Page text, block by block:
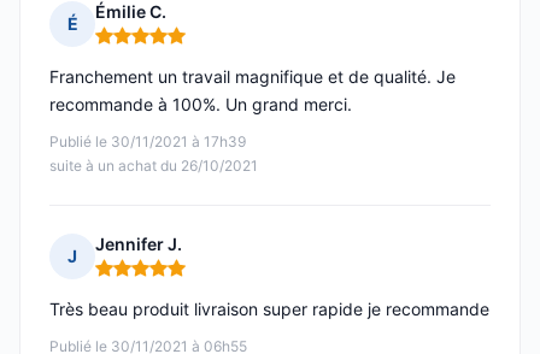
É
Émilie C.
Note : 5 sur 5
Publié le 30/11/2021 à 17h39
suite à un achat du 26/10/2021
Franchement un travail magnifique et de qualité. Je
recommande à 100%. Un grand merci.
J
Jennifer J.
Note : 5 sur 5
Publié le 30/11/2021 à 06h55
Très beau produit livraison super rapide je recommande